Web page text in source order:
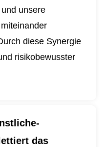
unsere
diese Synergie
risikobewusster
das